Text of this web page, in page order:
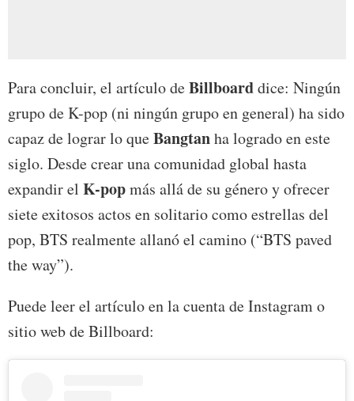
Para concluir, el artículo deBillboarddice: Ningún
grupo de K-pop (ni ningún grupo en general) ha sido
capaz de lograr lo queBangtanha logrado en este
siglo. Desde crear una comunidad global hasta
expandir el K-popmás allá de su género y ofrecer
siete exitosos actos en solitario como estrellas del
pop, BTS realmente allanó el camino (“BTS paved
the way”).
Puede leer el artículo en la cuenta de Instagram o
sitio web de Billboard: